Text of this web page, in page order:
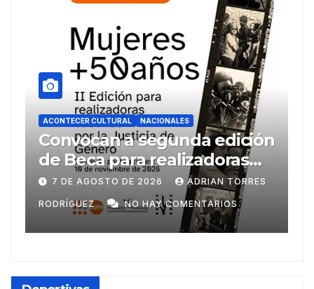
edición
ADRIAN TORRES
ACONTECER CULTURAL NACIONALES
Llegaran títulos rusos
FILH2026
6 DE AGOSTO DE 2026 ADRIAN
RODRÍGUEZ NO HAY